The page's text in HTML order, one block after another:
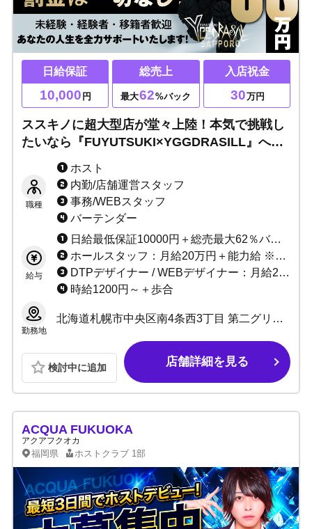
日給保証
10,000 円
総売上
最大62%バック
入店祝金
30万円
ススキノに超大型店が堂々上陸！本気で挑戦し
たいなら『FUYUTSUKI×YGGDRASILL』へ！
誰にでもチャンスは平等にあります！理想はキ
ャスト全員が売れること！貴方を全力でサポー
トします！！
職種
ホスト
内勤/店舗運営スタッフ
事務/WEBスタッフ
バーテンダー
給与
日給最低保証10000円＋総売最大62％バック ＋各種賞金 ＋各種手当て
ホールスタッフ：月給20万円＋能力給 ※昇給随時 店舗運営スタッフ：月給30万円～40万円以上 ※常時昇給あり
DTPデザイナー / WEBデザイナー：月給25万～＋歩合
時給1200円～＋歩合
勤務地
北海道札幌市中央区南4条西3丁目 第二グリーンビル B1
検討中に追加 店舗詳細を見る
ACQUA FUKUOKA
アクアフクオカ
福岡県 ホストクラブ 1部